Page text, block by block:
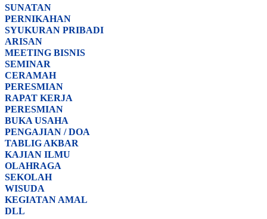
SUNATAN
PERNIKAHAN
SYUKURAN PRIBADI
ARISAN
MEETING BISNIS
SEMINAR
CERAMAH
PERESMIAN
RAPAT KERJA
PERESMIAN
BUKA USAHA
PENGAJIAN / DOA
TABLIG AKBAR
KAJIAN ILMU
OLAHRAGA
SEKOLAH
WISUDA
KEGIATAN AMAL
DLL